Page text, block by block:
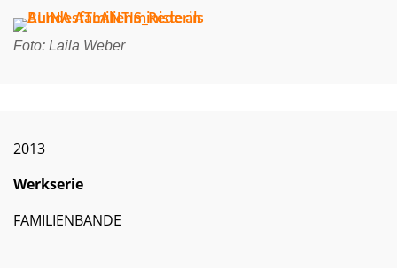
Foto: Laila Weber
2013
Werkserie
FAMILIENBANDE